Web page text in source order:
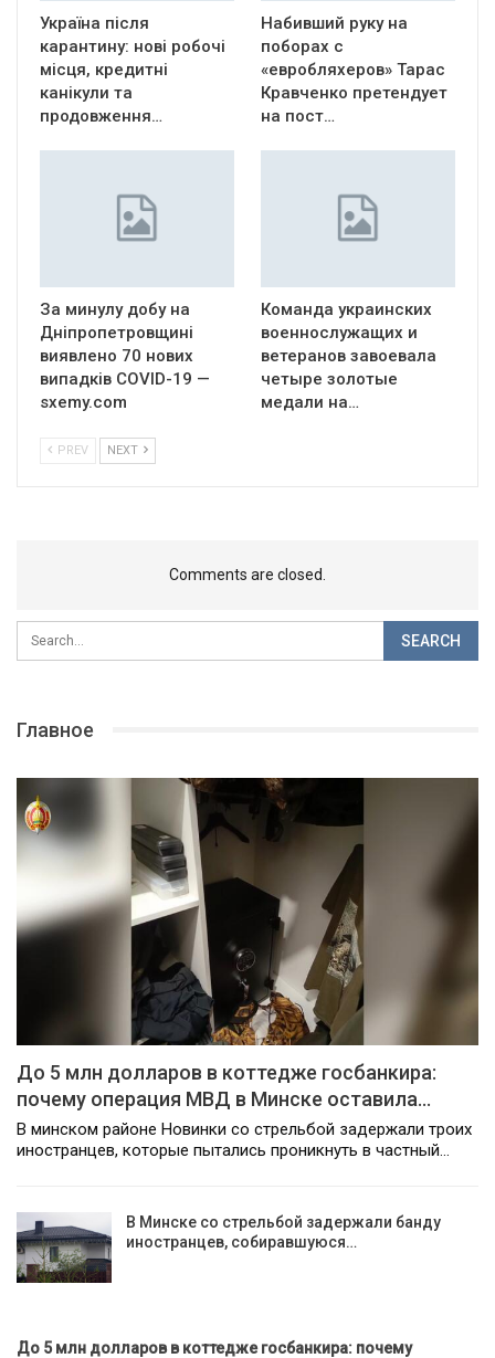
Україна після
карантину: нові робочі
місця, кредитні
канікули та
продовження…
Набивший руку на
поборах с
«евробляхеров» Тарас
Кравченко претендует
на пост…
За минулу добу на
Дніпропетровщині
виявлено 70 нових
випадків COVID-19 —
sxemy.com
Команда украинских
военнослужащих и
ветеранов завоевала
четыре золотые
медали на…
PREV NEXT
Comments are closed.
Главное
До 5 млн долларов в коттедже госбанкира:
почему операция МВД в Минске оставила…
В минском районе Новинки со стрельбой задержали троих
иностранцев, которые пытались проникнуть в частный…
В Минске со стрельбой задержали банду
иностранцев, собиравшуюся…
До 5 млн долларов в коттедже госбанкира: почему